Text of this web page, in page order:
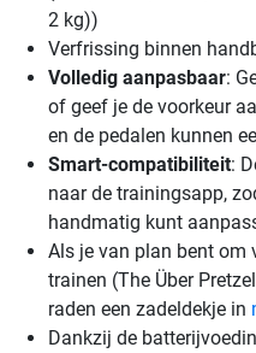
2 kg))
Verfrissing binnen
Volledig aanpasbaar:
of geef je de voorkeur
en de pedalen kunnen
Smart-compatibiliteit:
naar de trainingsapp,
handmatig kunt
Als je van plan bent om
trainen (The Über
raden een zadeldekje in
Dankzij de